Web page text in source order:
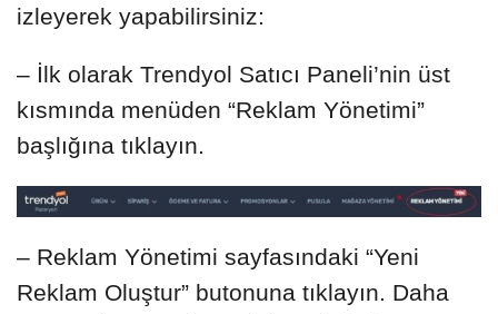
izleyerek yapabilirsiniz:
– İlk olarak Trendyol Satıcı Paneli’nin üst
kısmında menüden “Reklam Yönetimi”
başlığına tıklayın.
– Reklam Yönetimi sayfasındaki “Yeni
Reklam Oluştur” butonuna tıklayın. Daha